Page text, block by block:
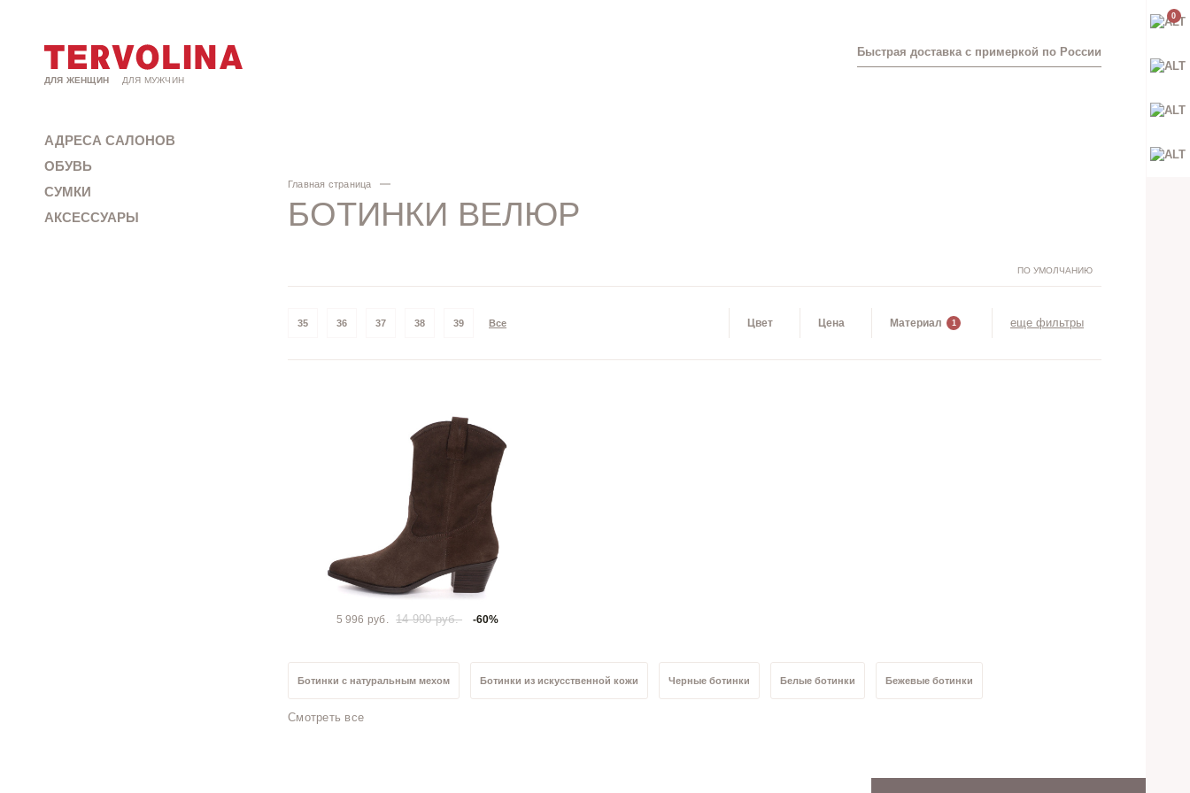
Быстрая доставка с примеркой по России
ДЛЯ ЖЕНЩИН ДЛЯ МУЖЧИН
АДРЕСА САЛОНОВ
ОБУВЬ
СУМКИ
АКСЕССУАРЫ
Главная страница
БОТИНКИ ВЕЛЮР
ПО УМОЛЧАНИЮ
35 36 37 38 39 Все Цвет Цена Материал 1 еще фильтры
5 996 руб. 14 990 руб. -60%
Ботинки с натуральным мехом Ботинки из искусственной кожи Черные ботинки Белые ботинки Бежевые ботинки
Смотреть все
0